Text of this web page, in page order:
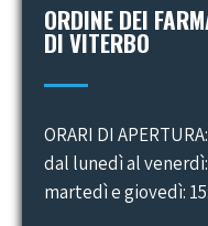
ORDINE DEI
DI VITERBO
ORARI DI APERTURA:
dal lunedì al venerdì:
martedì e giovedì: